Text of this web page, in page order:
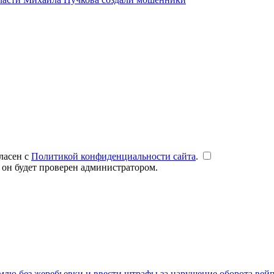
с Политикой конфиденциальности сайта.
будет проверен администратором.